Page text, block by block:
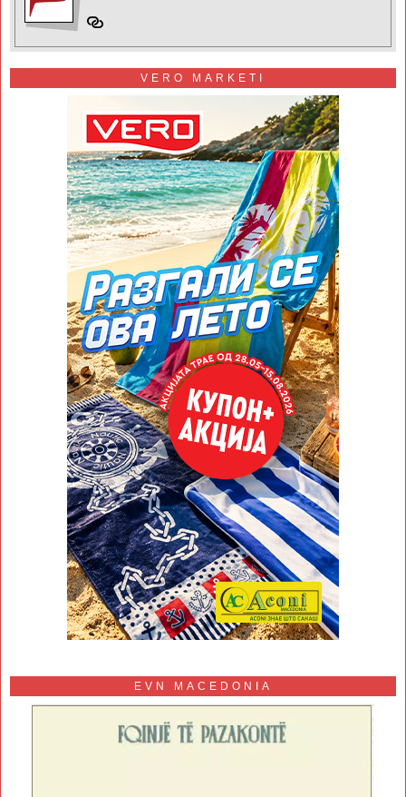
VERO MARKETI
EVN MACEDONIA